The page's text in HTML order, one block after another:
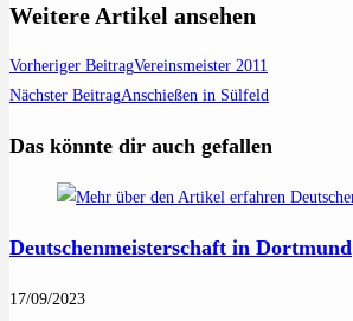
Weitere Artikel ansehen
Vorheriger BeitragVereinsmeister 2011
Nächster BeitragAnschießen in Sülfeld
Das könnte dir auch gefallen
Deutschenmeisterschaft in Dortmund
17/09/2023